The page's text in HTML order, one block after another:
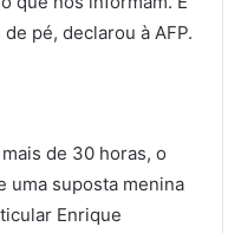
pé, declarou à AFP.
de 30 horas, o
uma suposta menina
Enrique